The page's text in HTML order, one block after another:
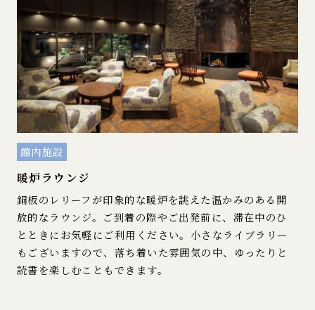
館内施設
暖炉ラウンジ
銅板のレリーフが印象的な暖炉を誂えた温かみのある開
放的なラウンジ。ご到着の際やご出発前に、滞在中のひ
とときにお気軽にご利用ください。小さなライブラリー
もございますので、落ち着いた雰囲気の中、ゆったりと
読書を楽しむこともできます。